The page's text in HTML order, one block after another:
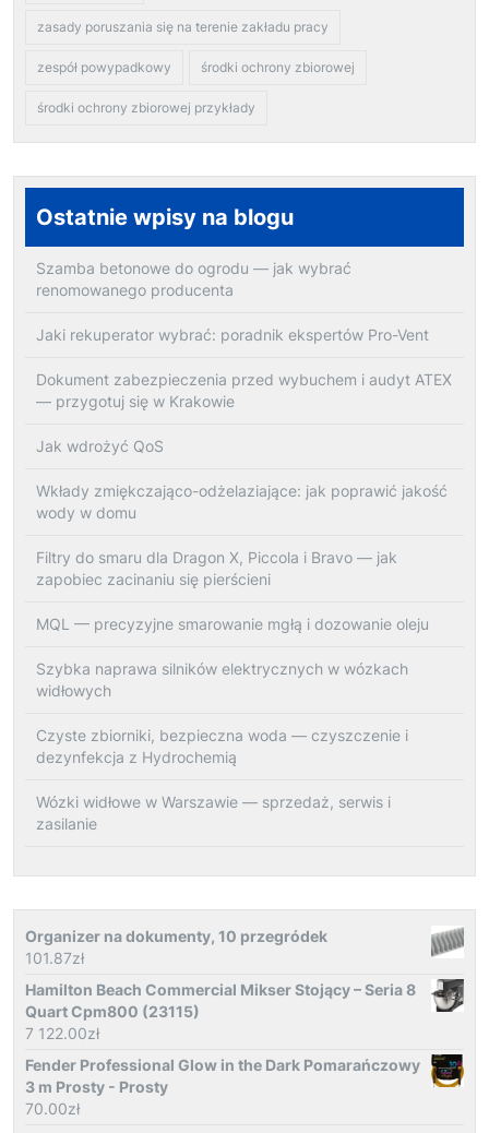
zasady poruszania się na terenie zakładu pracy
zespół powypadkowy środki ochrony zbiorowej
środki ochrony zbiorowej przykłady
Ostatnie wpisy na blogu
Szamba betonowe do ogrodu — jak wybrać
renomowanego producenta
Jaki rekuperator wybrać: poradnik ekspertów Pro-Vent
Dokument zabezpieczenia przed wybuchem i audyt ATEX
— przygotuj się w Krakowie
Jak wdrożyć QoS
Wkłady zmiękczająco-odżelaziające: jak poprawić jakość
wody w domu
Filtry do smaru dla Dragon X, Piccola i Bravo — jak
zapobiec zacinaniu się pierścieni
MQL — precyzyjne smarowanie mgłą i dozowanie oleju
Szybka naprawa silników elektrycznych w wózkach
widłowych
Czyste zbiorniki, bezpieczna woda — czyszczenie i
dezynfekcja z Hydrochemią
Wózki widłowe w Warszawie — sprzedaż, serwis i
zasilanie
Organizer na dokumenty, 10 przegródek
101.87zł
Hamilton Beach Commercial Mikser Stojący – Seria 8
Quart Cpm800 (23115)
7 122.00zł
Fender Professional Glow in the Dark Pomarańczowy
3 m Prosty - Prosty
70.00zł